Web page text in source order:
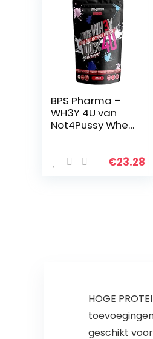
BPS Pharma –
WH3Y 4U van
Not4Pussy Whey
(Blueberry
€23.28
HOGE
geschikt